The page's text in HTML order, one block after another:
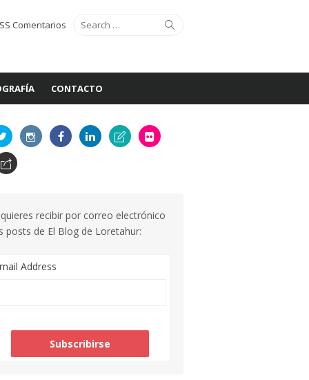
Search
for:
Comentarios
CONTACTO
recibir por correo electrónico
posts de El Blog de Loretahur:
Address